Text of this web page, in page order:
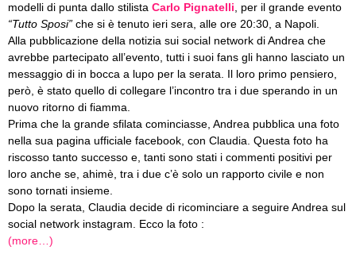
modelli di punta dallo stilista Carlo Pignatelli , per il grande evento
“Tutto Sposi” che si è tenuto ieri sera, alle ore 20:30, a Napoli.
Alla pubblicazione della notizia sui social network di Andrea che
avrebbe partecipato all’evento, tutti i suoi fans gli hanno lasciato un
messaggio di in bocca a lupo per la serata. Il loro primo pensiero,
però, è stato quello di collegare l’incontro tra i due sperando in un
nuovo ritorno di fiamma.
Prima che la grande sfilata cominciasse, Andrea pubblica una foto
nella sua pagina ufficiale facebook, con Claudia. Questa foto ha
riscosso tanto successo e, tanti sono stati i commenti positivi per
loro anche se, ahimè, tra i due c’è solo un rapporto civile e non
sono tornati insieme.
Dopo la serata, Claudia decide di ricominciare a seguire Andrea sul
social network instagram. Ecco la foto :
(more…)